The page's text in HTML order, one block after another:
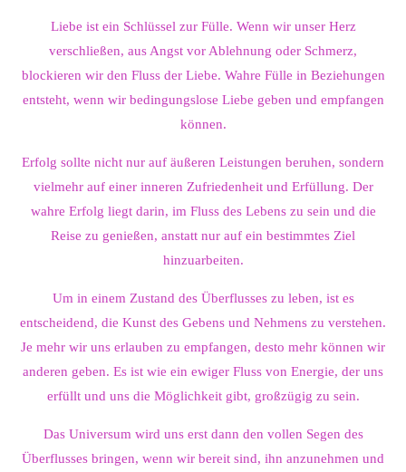
Liebe ist ein Schlüssel zur Fülle. Wenn wir unser Herz
verschließen, aus Angst vor Ablehnung oder Schmerz,
blockieren wir den Fluss der Liebe. Wahre Fülle in Beziehungen
entsteht, wenn wir bedingungslose Liebe geben und empfangen
können.
Erfolg sollte nicht nur auf äußeren Leistungen beruhen, sondern
vielmehr auf einer inneren Zufriedenheit und Erfüllung. Der
wahre Erfolg liegt darin, im Fluss des Lebens zu sein und die
Reise zu genießen, anstatt nur auf ein bestimmtes Ziel
hinzuarbeiten.
Um in einem Zustand des Überflusses zu leben, ist es
entscheidend, die Kunst des Gebens und Nehmens zu verstehen.
Je mehr wir uns erlauben zu empfangen, desto mehr können wir
anderen geben. Es ist wie ein ewiger Fluss von Energie, der uns
erfüllt und uns die Möglichkeit gibt, großzügig zu sein.
Das Universum wird uns erst dann den vollen Segen des
Überflusses bringen, wenn wir bereit sind, ihn anzunehmen und